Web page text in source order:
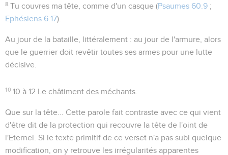
8 Tu couvres ma tête , comme d'un casque (Psaumes 60.9 ;
Ephésiens 6.17).
Au jour de la bataille , littéralement : au jour de l'armure , alors
que le guerrier doit revêtir toutes ses armes pour une lutte
décisive.
10 10 à 12 Le châtiment des méchants.
Que sur la tête...
Cette parole fait contraste avec ce qui vient
d'être dit de la protection qui recouvre la tête de l'oint de
l'Eternel. Si le texte primitif de ce verset n'a pas subi quelque
modification, on y retrouve les irrégularités apparentes